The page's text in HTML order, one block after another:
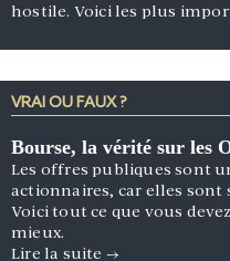
hostile. Voici les plus
VRAI OU FAUX ?
Bourse, la vérité sur les
Les offres publiques sont
actionnaires, car elles sont
Voici tout ce que vous
mieux.
Lire la suite →